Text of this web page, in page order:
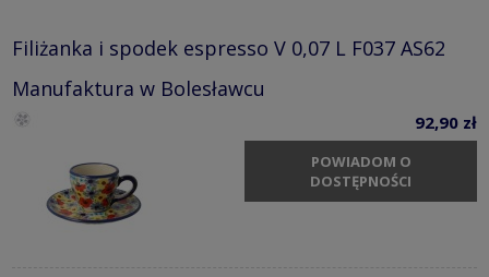
Filiżanka i spodek espresso V 0,07 L F037 AS62
Manufaktura w Bolesławcu
92,90 zł
POWIADOM O
DOSTĘPNOŚCI